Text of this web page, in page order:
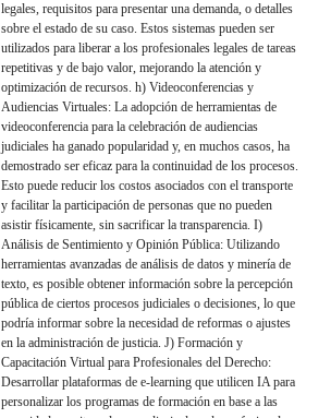
legales, requisitos para presentar una demanda, o detalles
sobre el estado de su caso. Estos sistemas pueden ser
utilizados para liberar a los profesionales legales de tareas
repetitivas y de bajo valor, mejorando la atención y
optimización de recursos. h) Videoconferencias y
Audiencias Virtuales: La adopción de herramientas de
videoconferencia para la celebración de audiencias
judiciales ha ganado popularidad y, en muchos casos, ha
demostrado ser eficaz para la continuidad de los procesos.
Esto puede reducir los costos asociados con el transporte
y facilitar la participación de personas que no pueden
asistir físicamente, sin sacrificar la transparencia. I)
Análisis de Sentimiento y Opinión Pública: Utilizando
herramientas avanzadas de análisis de datos y minería de
texto, es posible obtener información sobre la percepción
pública de ciertos procesos judiciales o decisiones, lo que
podría informar sobre la necesidad de reformas o ajustes
en la administración de justicia. J) Formación y
Capacitación Virtual para Profesionales del Derecho:
Desarrollar plataformas de e-learning que utilicen IA para
personalizar los programas de formación en base a las